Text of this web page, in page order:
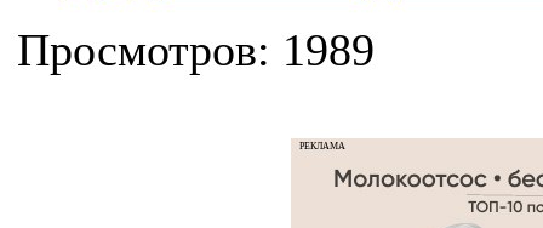
Просмотров: 1989
РЕКЛАМА